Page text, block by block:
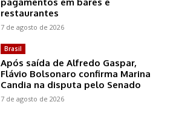
restaurantes
7 de agosto de 2026
Brasil
Após saída de Alfredo Gaspar,
Flávio Bolsonaro confirma Marina
Candia na disputa pelo Senado
7 de agosto de 2026